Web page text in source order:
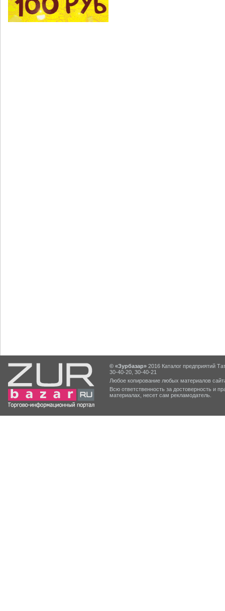
© «Зурбазар» 2016 Каталог предприятий
30-40-20, 30-40-21
Любое копирование любых материалов
Всю ответственность за достоверность и
материалах, несет сам рекламодатель.